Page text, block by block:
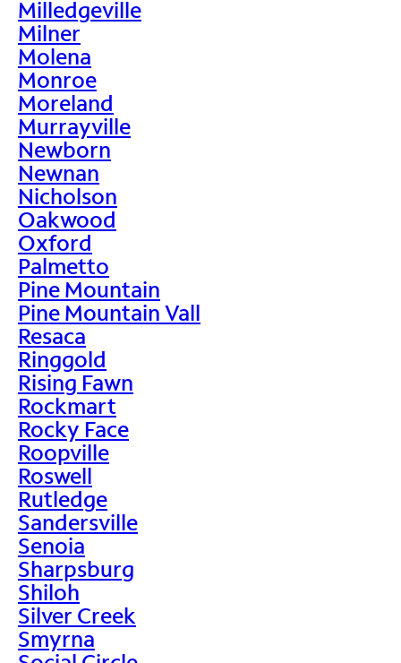
Milledgeville
Milner
Molena
Monroe
Moreland
Murrayville
Newborn
Newnan
Nicholson
Oakwood
Oxford
Palmetto
Pine Mountain
Pine Mountain Vall
Resaca
Ringgold
Rising Fawn
Rockmart
Rocky Face
Roopville
Roswell
Rutledge
Sandersville
Senoia
Sharpsburg
Shiloh
Silver Creek
Smyrna